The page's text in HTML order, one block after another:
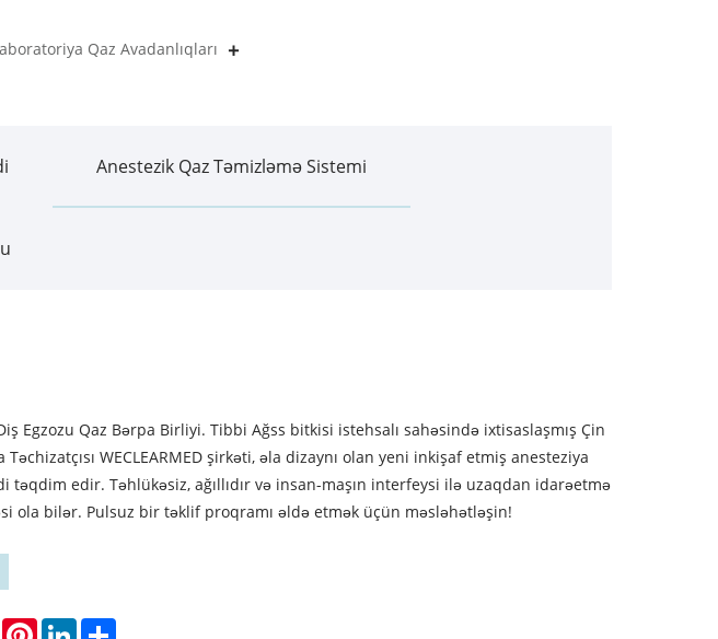
Qaz Avadanlıqları
Anestezik Qaz Təmizləmə Sistemi
Egzozu Qaz Bərpa Birliyi. Tibbi Ağss bitkisi istehsalı sahəsində ixtisaslaşmış Çin
Təchizatçısı WECLEARMED şirkəti, əla dizaynı olan yeni inkişaf etmiş anesteziya
təqdim edir. Təhlükəsiz, ağıllıdır və insan-maşın interfeysi ilə uzaqdan idarəetmə
ola bilər. Pulsuz bir təklif proqramı əldə etmək üçün məsləhətləşin!
WhatsAppPinterestLinkedIn